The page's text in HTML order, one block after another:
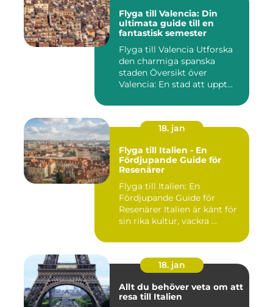
Flyga till Valencia: Din
ultimata guide till en
fantastisk semester
Flyga till Valencia Utforska
den charmiga spanska
staden Översikt över
Valencia: En stad att uppt...
18. jan
Flyga till Italien - En
Fördjupande Guide för
Resenärer
Flyga till Italien: En
Fördjupande Guide för
Resenärer Italien är känt för
sin rika kultur, vackra ...
18. jan
Allt du behöver veta om att
resa till Italien